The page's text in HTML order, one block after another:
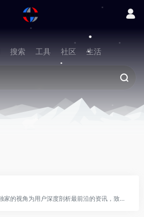
搜索 工具 社区 生活
36氪通过全面，独家的视角为用户深度剖析最前沿的资讯，致力于让一部分人先看到未来，内容涵盖快讯，科技，金融，投资，房产，汽车，互联网，股市，教育，生活，职场等，秉承着新商业媒体人的使命砥砺前行